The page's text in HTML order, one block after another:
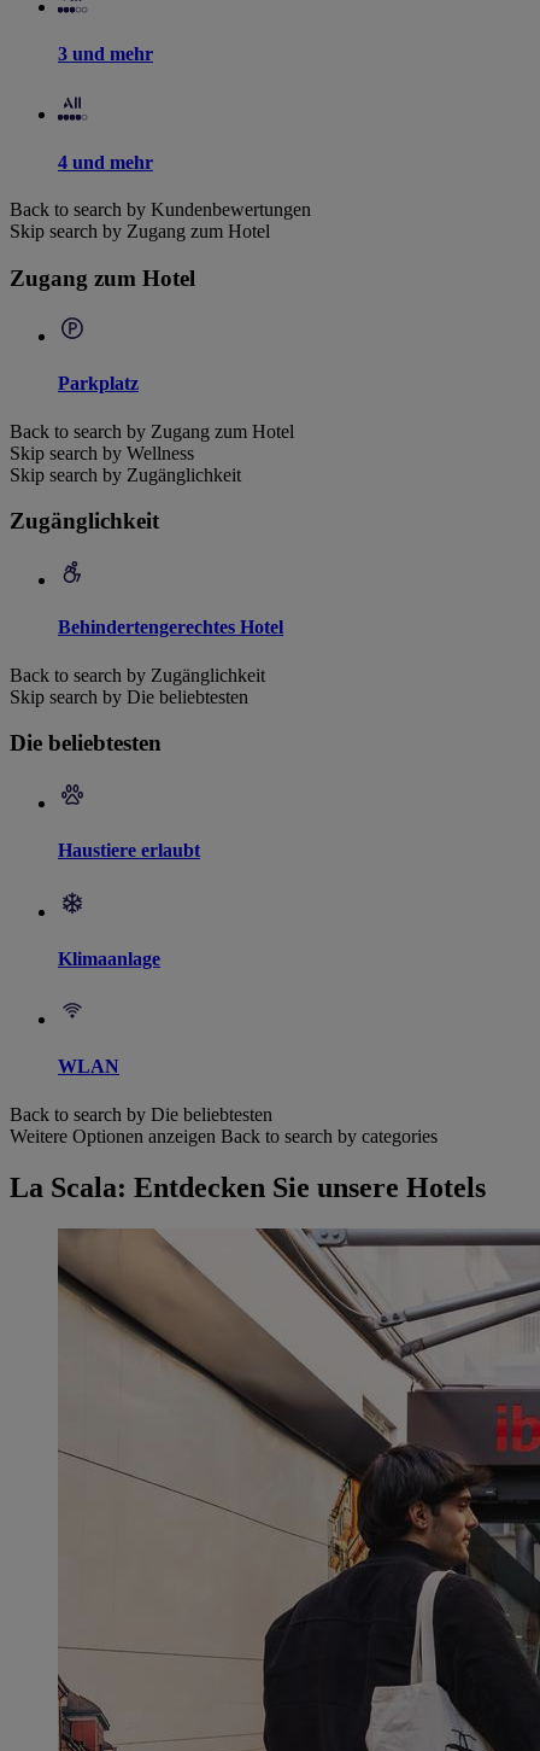
3 und mehr
4 und mehr
Back to search by Kundenbewertungen
Skip search by Zugang zum Hotel
Zugang zum Hotel
Parkplatz
Back to search by Zugang zum Hotel
Skip search by Wellness
Skip search by Zugänglichkeit
Zugänglichkeit
Behindertengerechtes Hotel
Back to search by Zugänglichkeit
Skip search by Die beliebtesten
Die beliebtesten
Haustiere erlaubt
Klimaanlage
WLAN
Back to search by Die beliebtesten
Weitere Optionen anzeigen Back to search by categories
La Scala: Entdecken Sie unsere Hotels